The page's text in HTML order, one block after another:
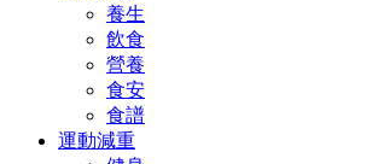
養生
飲食
營養
食安
食譜
運動減重